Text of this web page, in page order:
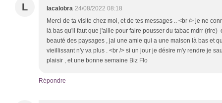
L lacalobra 24/08/2022 08:18
Merci de ta visite chez moi, et de tes messages .. <br /> je ne
là bas qu'il faut que j'aille pour faire pousser du tabac mdrr (rire)
beauté des paysages , jai une amie qui a une maison là bas et
vieillissant n'y va plus . <br /> si un jour je désire m'y rendre je
plaisir , et une bonne semaine Biz Flo
Répondre